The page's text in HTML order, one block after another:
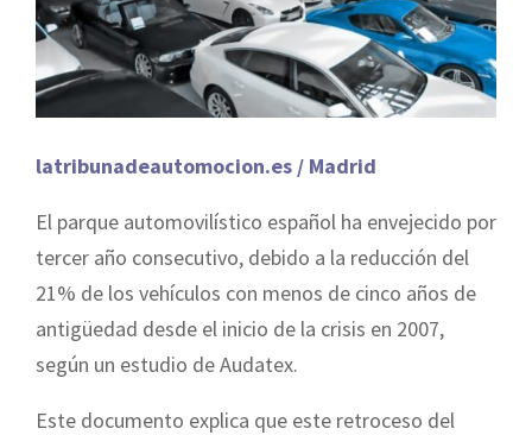
latribunadeautomocion.es / Madrid
El parque automovilístico español ha envejecido por
tercer año consecutivo, debido a la reducción del
21% de los vehículos con menos de cinco años de
antigüedad desde el inicio de la crisis en 2007,
según un estudio de Audatex.
Este documento explica que este retroceso del